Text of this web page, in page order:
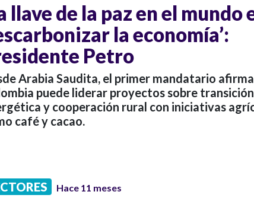
llave de la paz en el mundo
la economía’:
Petro
Arabia Saudita, el primer mandatario
puede liderar proyectos sobre transición
y cooperación rural con iniciativas
café y cacao.
Hace 11 meses